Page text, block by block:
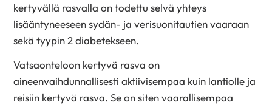
kertyvällä rasvalla on todettu selvä yhteys
lisääntyneeseen sydän- ja verisuonitautien vaaraan
sekä tyypin 2 diabetekseen.
Vatsaonteloon kertyvä rasva on
aineenvaihdunnallisesti aktiivisempaa kuin lantiolle ja
reisiin kertyvä rasva. Se on siten vaarallisempaa